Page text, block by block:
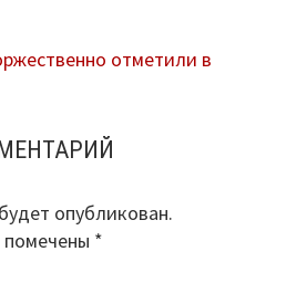
обучения школьников
системой общего
отметили в
опубликован.
*